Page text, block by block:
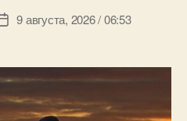
Дата9 августа, 2026 / 06:53